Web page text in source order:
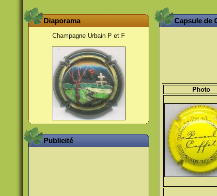
Diaporama
Champagne Urbain P et F
Publicité
Capsule de
Photo